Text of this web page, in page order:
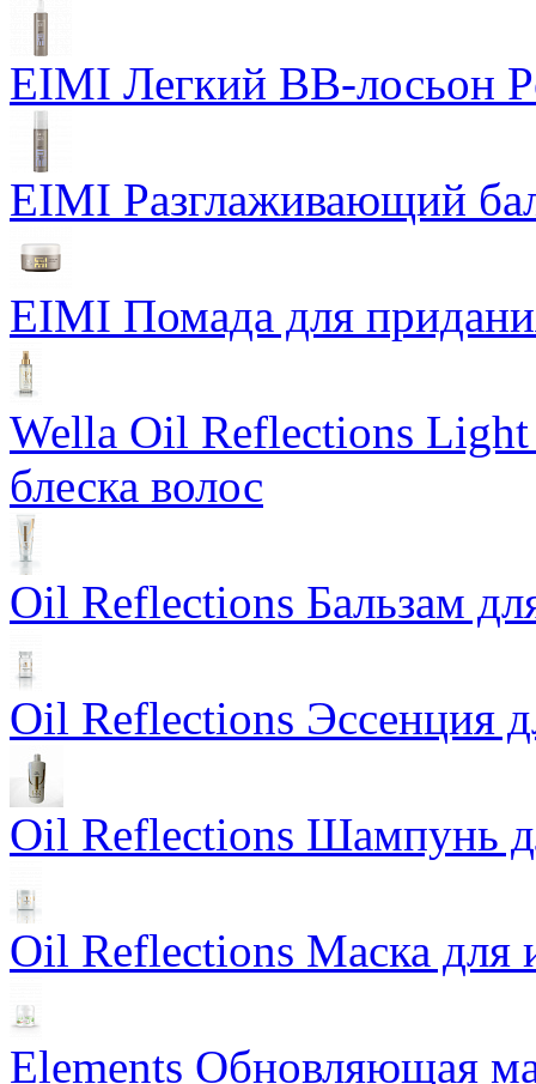
EIMI Легкий BB-лосьон
EIMI Разглаживающий
EIMI Помада для
Wella Oil Reflections
блеска волос
Oil Reflections Бальзам
Oil Reflections Эссенция
Oil Reflections Шампунь
Oil Reflections Маска для
Elements Обновляющая